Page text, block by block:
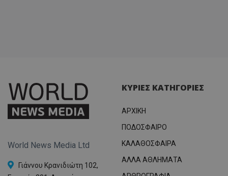
World News Media Ltd
Γιάννου Κρανιδιώτη 102,
ΚΥΡΙΕΣ ΚΑΤΗΓΟΡΙΕΣ
ΑΡΧΙΚΗ
ΠΟΔΟΣΦΑΙΡΟ
ΚΑΛΑΘΟΣΦΑΙΡΑ
ΑΛΛΑ ΑΘΛΗΜΑΤΑ